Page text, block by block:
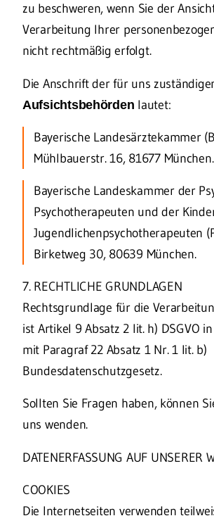
zu beschweren, wenn Sie der
Verarbeitung Ihrer
nicht rechtmäßig erfolgt.
Die Anschrift der für uns
Aufsichtsbehörden lautet:
Bayerische Landesärztekammer
Mühlbauerstr. 16, 81677 München.
Bayerische Landeskammer der
Psychotherapeuten und der
Jugendlichenpsychotherapeuten
Birketweg 30, 80639 München.
7. RECHTLICHE GRUNDLAGEN
Rechtsgrundlage für die
ist Artikel 9 Absatz 2 lit. h) DSGVO
mit Paragraf 22 Absatz 1 Nr. 1 lit. b)
Bundesdatenschutzgesetz.
Sollten Sie Fragen haben, können
uns wenden.
DATENERFASSUNG AUF UNSERER
COOKIES
Die Internetseiten verwenden